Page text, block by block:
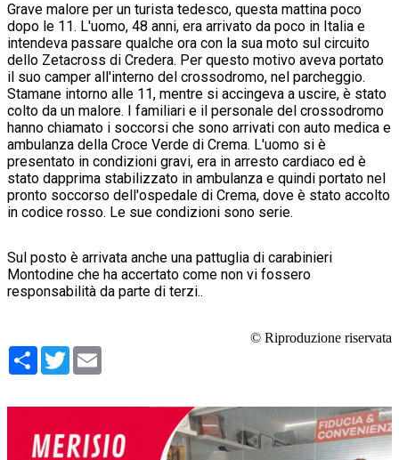
Grave malore per un turista tedesco, questa mattina poco
dopo le 11. L'uomo, 48 anni, era arrivato da poco in Italia e
intendeva passare qualche ora con la sua moto sul circuito
dello Zetacross di Credera. Per questo motivo aveva portato
il suo camper all'interno del crossodromo, nel parcheggio.
Stamane intorno alle 11, mentre si accingeva a uscire, è stato
colto da un malore. I familiari e il personale del crossodromo
hanno chiamato i soccorsi che sono arrivati con auto medica e
ambulanza della Croce Verde di Crema. L'uomo si è
presentato in condizioni gravi, era in arresto cardiaco ed è
stato dapprima stabilizzato in ambulanza e quindi portato nel
pronto soccorso dell'ospedale di Crema, dove è stato accolto
in codice rosso. Le sue condizioni sono serie.
Sul posto è arrivata anche una pattuglia di carabinieri
Montodine che ha accertato come non vi fossero
responsabilità da parte di terzi..
© Riproduzione riservata
Condividi
Twitter